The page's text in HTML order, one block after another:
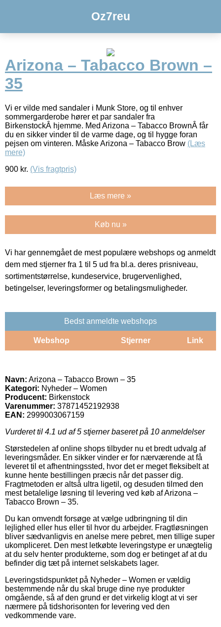
Oz7reu
Arizona – Tabacco Brown –
35
Vi er vilde med sandaler i Munk Store, og til enhver
sommergarderobe hører et par sandaler fra
BirkenstockÂ hjemme. Med Arizona – Tabacco BrownÂ får
du en sikker vinder til de varme dage, og til hygge foran
pejsen om vinteren. Måske Arizona – Tabacco Brow (Læs
mere)
900 kr. (Vis fragtpris)
Læs mere »
Køb nu »
Vi har gennemgået de mest populære webshops og anmeldt
dem med stjerner fra 1 til 5 ud fra bl.a. deres prisniveau,
sortimentstørrelse, kundeservice, brugervenlighed,
betingelser, leveringsformer og betalingsmuligheder.
Bedst anmeldte webshops
Webshop Stjerner Link
Navn: Arizona – Tabacco Brown – 35
Kategori: Nyheder – Women
Producent: Birkenstock
Varenummer: 37871452192938
EAN: 2999003067159
Vurderet til 4.1 ud af 5 stjerner baseret på 10 anmeldelser
Størstedelen af online shops tilbyder nu et bredt udvalg af
leveringsmåder. En sikker vinder er for nærværende at få
leveret til et afhentningssted, hvor det er meget fleksibelt at
kunne hente bestillingen præcis når det passer dig.
Fragtmetoden er altså ultra ligetil, og desuden tilmed den
mest betalelige løsning til levering ved køb af Arizona –
Tabacco Brown – 35.
Du kan omvendt forsøge at vælge udbringning til din
lejlighed eller hus eller til hvor du arbejder. Fragtløsningen
bliver sædvanligvis en anelse mere pebret, men tillige super
ukompliceret. Den mest letkøbte leveringstype er unægtelig
at du selv henter produkterne, som dog er betinget af at du
befinder dig tæt på internet selskabets lager.
Leveringstidspunktet på Nyheder – Women er vældig
bestemmende når du skal bruge dine nye produkter
omgående, så af den grund er det virkelig klogt at vi ser
nærmere på tidshorisonten for levering ved den
vedkommende vare.